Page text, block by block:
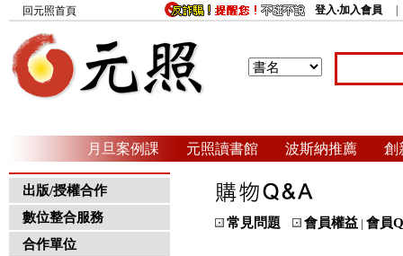
回元照首頁 登入‧加入會員
月旦案例課 元照讀書館 波斯納推薦 創
出版/授權合作
數位整合服務
合作單位
常見問題 會員權益 | 會員